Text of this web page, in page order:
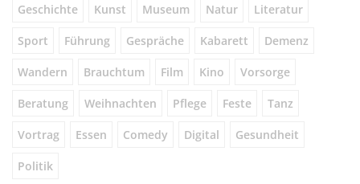
Geschichte Kunst Museum Natur Literatur
Sport Führung Gespräche Kabarett Demenz
Wandern Brauchtum Film Kino Vorsorge
Beratung Weihnachten Pflege Feste Tanz
Vortrag Essen Comedy Digital Gesundheit
Politik